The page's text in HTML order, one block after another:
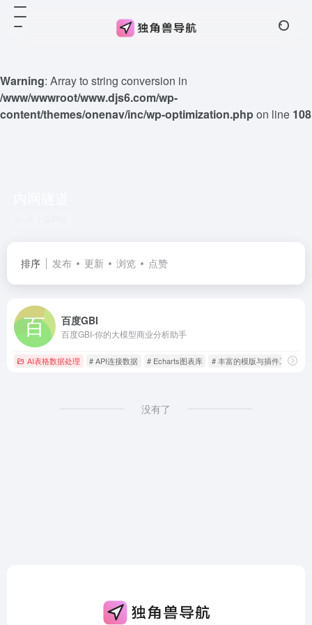
Warning: Array to string conversion in
/www/wwwroot/www.djs6.com/wp-
content/themes/onenav/inc/wp-optimization.phpon line 108
排序 发布 更新 浏览 点赞
百度GBI
百度GBI-你的大模型商业分析助手
AI表格数据处理 # API连接数据 # Echarts图表库 # 丰富的模版与插件工具
没有了